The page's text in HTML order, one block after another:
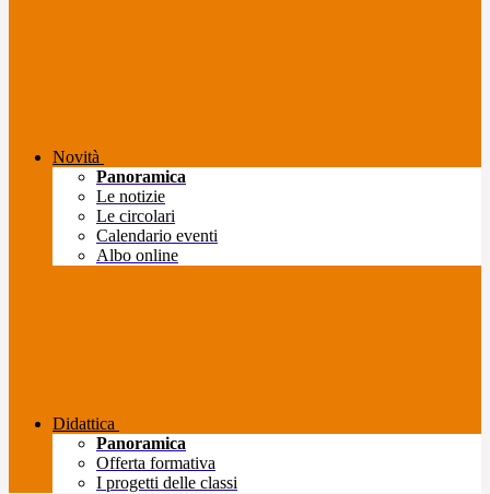
Novità
Panoramica
Le notizie
Le circolari
Calendario eventi
Albo online
Didattica
Panoramica
Offerta formativa
I progetti delle classi